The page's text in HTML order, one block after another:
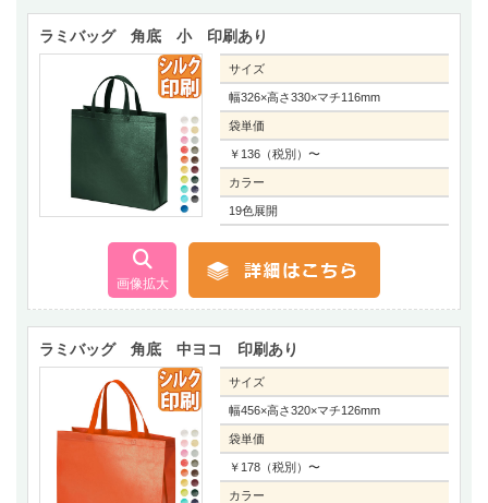
ラミバッグ 角底 小 印刷あり
サイズ
幅326×高さ330×マチ116mm
袋単価
￥136（税別）〜
カラー
19色展開
ラミバッグ 角底 中ヨコ 印刷あり
サイズ
幅456×高さ320×マチ126mm
袋単価
￥178（税別）〜
カラー